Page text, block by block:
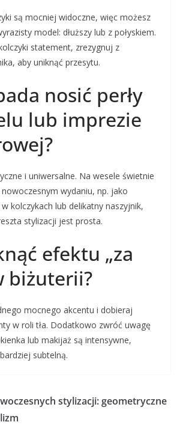
są mocniej widoczne, więc możesz
model: dłuższy lub z połyskiem.
statement, zrezygnuj z
aby uniknąć przesytu.
nosić perły
lub imprezie
i uniwersalne. Na wesele świetnie
wydaniu, np. jako
kolczykach lub delikatny naszyjnik,
stylizacji jest prosta.
efektu „za
biżuterii?
mocnego akcentu i dobieraj
w roli tła. Dodatkowo zwróć uwagę
lub makijaż są intensywne,
subtelną.
stylizacji: geometryczne